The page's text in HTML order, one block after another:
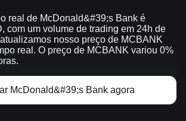
real de McDonald&#39;s Bank é
com um volume de trading em 24h de
nosso preço de MCBANK
real. O preço de MCBANK variou 0%
McDonald&#39;s Bank agora